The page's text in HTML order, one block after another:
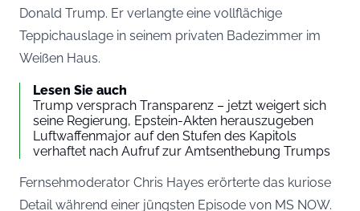
Donald Trump. Er verlangte eine vollflächige
Teppichauslage in seinem privaten Badezimmer im
Weißen Haus.
Lesen Sie auch
Trump versprach Transparenz – jetzt weigert sich
seine Regierung, Epstein-Akten herauszugeben
Luftwaffenmajor auf den Stufen des Kapitols
verhaftet nach Aufruf zur Amtsenthebung Trumps
Fernsehmoderator Chris Hayes erörterte das kuriose
Detail während einer jüngsten Episode von MS NOW.